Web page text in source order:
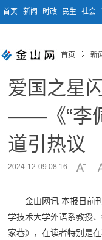
首页 新闻 时政 民生 社会
首页 新
爱国之星
——《“李
道引热议
2024-12-09 08:16
金山网讯 本报日前
学技术大学外语系教授
家巷》，在读者特别是